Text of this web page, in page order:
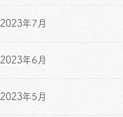
2023年7月
2023年6月
2023年5月